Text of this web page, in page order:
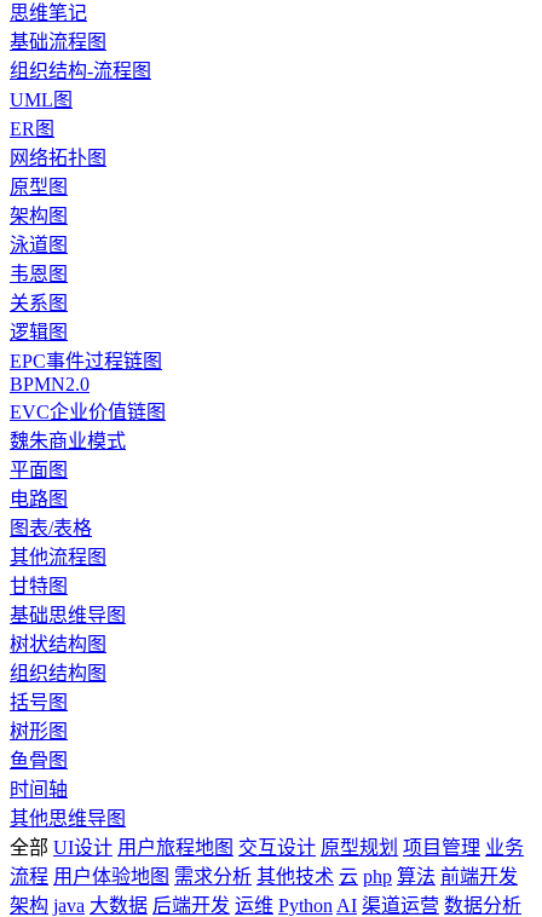
思维笔记
基础流程图
组织结构-流程图
UML图
ER图
网络拓扑图
原型图
架构图
泳道图
韦恩图
关系图
逻辑图
EPC事件过程链图
BPMN2.0
EVC企业价值链图
魏朱商业模式
平面图
电路图
图表/表格
其他流程图
甘特图
基础思维导图
树状结构图
组织结构图
括号图
树形图
鱼骨图
时间轴
其他思维导图
全部 UI设计 用户旅程地图 交互设计 原型规划 项目管理 业务
流程 用户体验地图 需求分析 其他技术 云 php 算法 前端开发
架构 java 大数据 后端开发 运维 Python AI 渠道运营 数据分析